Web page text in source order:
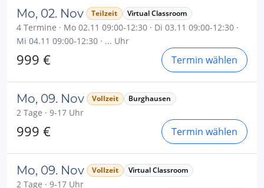
Mo, 02. Nov Teilzeit Virtual Classroom
4 Termine · Mo 02.11 09:00-12:30 · Di 03.11 09:00-12:30 ·
Mi 04.11 09:00-12:30 · ... Uhr
999 € Termin wählen
Mo, 09. Nov Vollzeit Burghausen
2 Tage · 9-17 Uhr
999 € Termin wählen
Mo, 09. Nov Vollzeit Virtual Classroom
2 Tage · 9-17 Uhr